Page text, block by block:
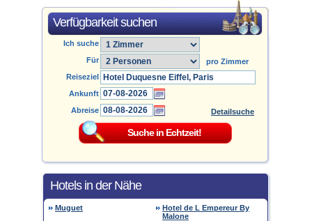
Verfügbarkeit suchen
Ich suche
Für
pro Zimmer
Reiseziel
Ankunft
Abreise
Detailsuche
Hotels in der Nähe
Muguet
Hotel de L Empereur By
Malone